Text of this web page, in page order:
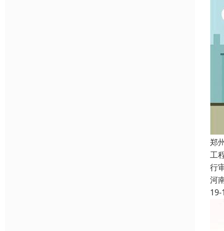
郑
工
行
河
19-